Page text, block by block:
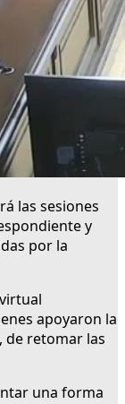
las sesiones
y
por la
apoyaron la
de retomar las
una forma